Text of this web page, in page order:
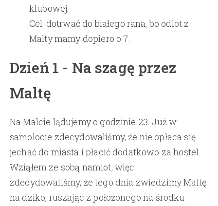
klubowej.
Cel: dotrwać do białego rana, bo odlot z
Malty mamy dopiero o 7.
Dzień 1 - Na szagę przez
Maltę
Na Malcie lądujemy o godzinie 23. Już w
samolocie zdecydowaliśmy, że nie opłaca się
jechać do miasta i płacić dodatkowo za hostel.
Wziąłem ze sobą namiot, więc
zdecydowaliśmy, że tego dnia zwiedzimy Maltę
na dziko, ruszając z położonego na środku